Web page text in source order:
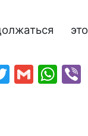
это
Twitter
Gmail